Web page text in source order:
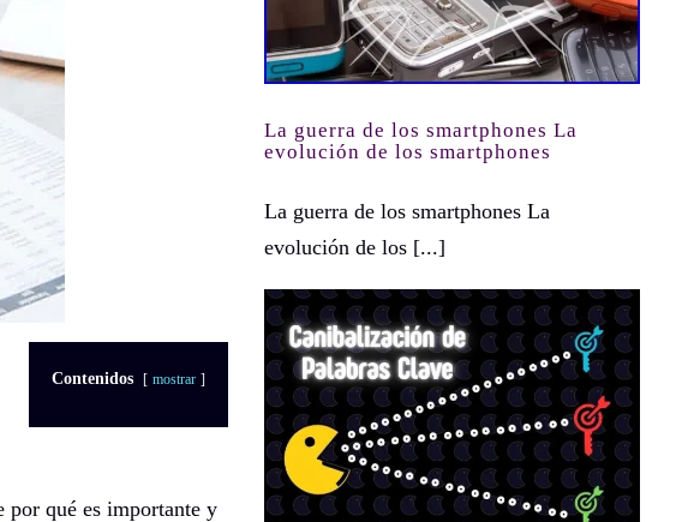
Contenidos mostrar
por qué es importante y
La guerra de los smartphones La
evolución de los smartphones
La guerra de los smartphones La
evolución de los [...]